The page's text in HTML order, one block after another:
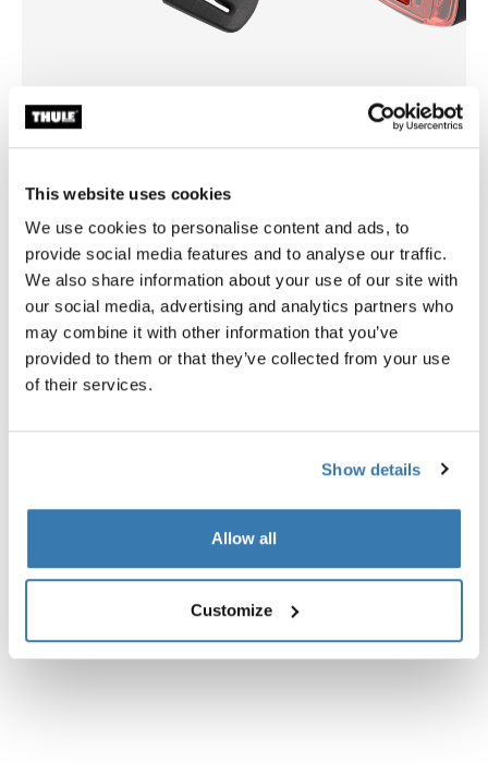
This website uses cookies
We use cookies to personalise content and ads, to
provide social media features and to analyse our traffic.
We also share information about your use of our site with
our social media, advertising and analytics partners who
may combine it with other information that you’ve
provided to them or that they’ve collected from your use
of their services.
Show details
Allow all
Customize
Thule Yepp harness clip
черный
Thule Delight 2
Toggle overview
Описание изделий
Все характеристики
Toggle guides and instructions